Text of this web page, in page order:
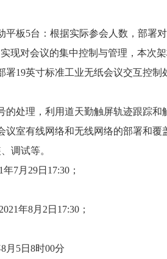
板5台：根据实际参会人数，部署
现对会议的集中控制与管理，本次
19英寸标准工业无纸会议交互控
处理，利用道天勤触屏轨迹跟踪和
室有线网络和无线网络的部署和覆
调试等。
7月29日17:30；
年8月2日17:30；
月5日8时00分